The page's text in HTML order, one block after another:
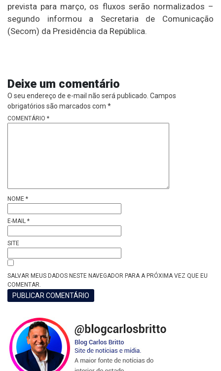
prevista para março, os fluxos serão normalizados –
segundo informou a Secretaria de Comunicação
(Secom) da Presidência da República.
Deixe um comentário
O seu endereço de e-mail não será publicado. Campos
obrigatórios são marcados com *
COMENTÁRIO *
NOME *
E-MAIL *
SITE
SALVAR MEUS DADOS NESTE NAVEGADOR PARA A PRÓXIMA VEZ QUE EU
COMENTAR.